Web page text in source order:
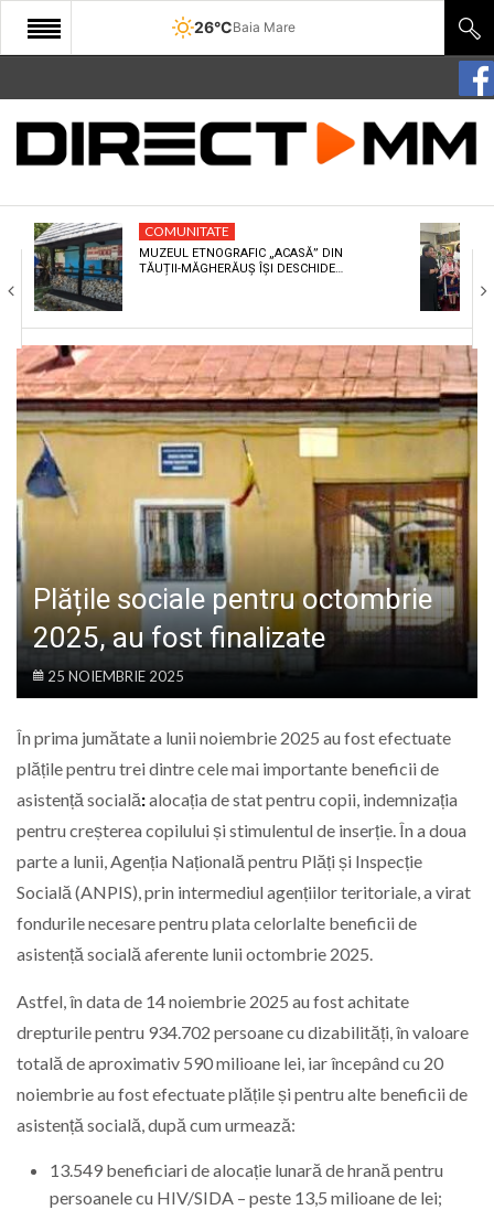
26°CBaia Mare
START
COMUNITATE
CULTURA
ECONOMIE
SANATATE
SPORT
SPECIAL
POLITIC
COMUNITATE
MUZEUL ETNOGRAFIC „ACASĂ” DIN
TĂUȚII-MĂGHERĂUȘ ÎȘI DESCHIDE…
Plățile sociale pentru octombrie
2025, au fost finalizate
25 NOIEMBRIE 2025
În prima jumătate a lunii noiembrie 2025 au fost efectuate
plățile pentru trei dintre cele mai importante beneficii de
asistență socială:alocația de stat pentru copii, indemnizația
pentru creșterea copilului și stimulentul de inserție. În a doua
parte a lunii, Agenția Națională pentru Plăți și Inspecție
Socială (ANPIS), prin intermediul agențiilor teritoriale, a virat
fondurile necesare pentru plata celorlalte beneficii de
asistență socială aferente lunii octombrie 2025.
Astfel, în data de 14 noiembrie 2025 au fost achitate
drepturile pentru 934.702 persoane cu dizabilități, în valoare
totală de aproximativ 590 milioane lei, iar începând cu 20
noiembrie au fost efectuate plățile și pentru alte beneficii de
asistență socială, după cum urmează:
13.549 beneficiari de alocație lunară de hrană pentru
persoanele cu HIV/SIDA – peste 13,5 milioane de lei;